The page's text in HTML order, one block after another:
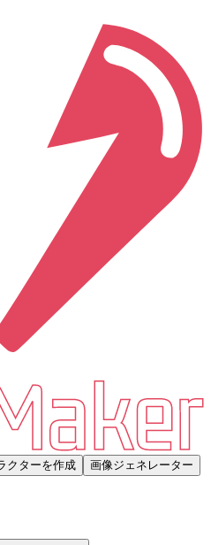
クターを作成
画像ジェネレーター